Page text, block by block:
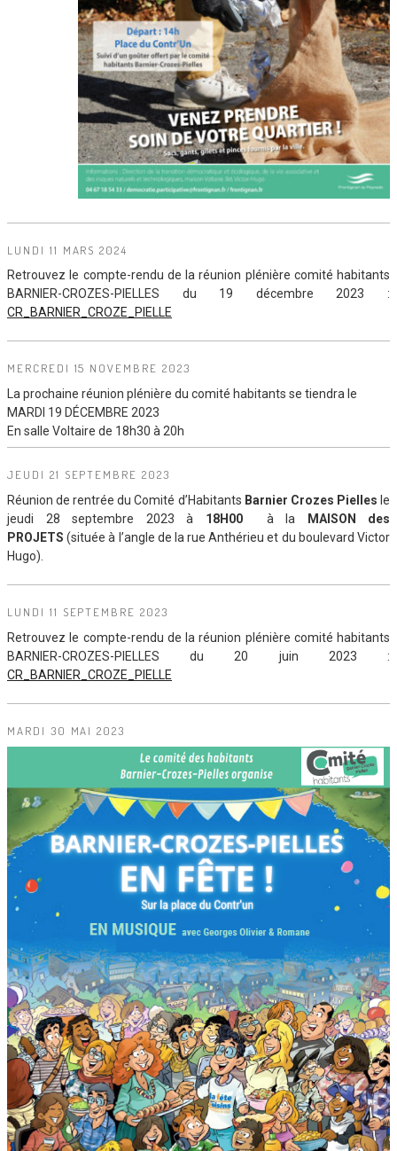
LUNDI 11 MARS 2024
Retrouvez le compte-rendu de la réunion plénière comité habitants
BARNIER-CROZES-PIELLES du 19 décembre 2023 :
CR_BARNIER_CROZE_PIELLE
MERCREDI 15 NOVEMBRE 2023
La prochaine réunion plénière du comité habitants se tiendra le
MARDI 19 DÉCEMBRE 2023
En salle Voltaire de 18h30 à 20h
JEUDI 21 SEPTEMBRE 2023
Réunion de rentrée du Comité d’Habitants Barnier Crozes Pielles le
jeudi 28 septembre 2023 à 18H00à la
MAISON des
PROJETS (située à l’angle de la rue Anthérieu et du boulevard Victor
Hugo).
LUNDI 11 SEPTEMBRE 2023
Retrouvez le compte-rendu de la réunion plénière comité habitants
BARNIER-CROZES-PIELLES du 20 juin 2023 :
CR_BARNIER_CROZE_PIELLE
MARDI 30 MAI 2023